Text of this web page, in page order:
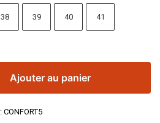
38 39 40 41
Ajouter au panier